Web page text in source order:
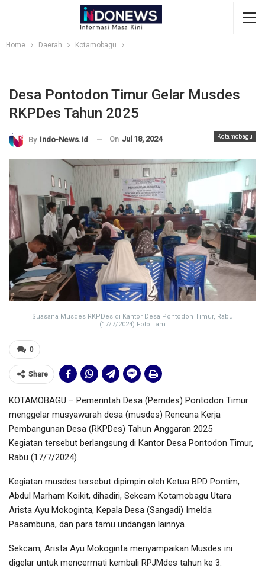
Home Daerah Kotamobagu
Desa Pontodon Timur Gelar Musdes
RKPDes Tahun 2025
Kotamobagu
By Indo-News.id On Jul 18, 2024
Suasana Musdes RKPDes di Kantor Desa Pontodon Timur, Rabu
(17/7/2024).Foto:Lam
0
Share
KOTAMOBAGU – Pemerintah Desa (Pemdes) Pontodon Timur
menggelar musyawarah desa (musdes) Rencana Kerja
Pembangunan Desa (RKPDes) Tahun Anggaran 2025
Kegiatan tersebut berlangsung di Kantor Desa Pontodon Timur,
Rabu (17/7/2024).
Kegiatan musdes tersebut dipimpin oleh Ketua BPD Pontim,
Abdul Marham Koikit, dihadiri, Sekcam Kotamobagu Utara
Arista Ayu Mokoginta, Kepala Desa (Sangadi) Imelda
Pasambuna, dan para tamu undangan lainnya.
Sekcam, Arista Ayu Mokoginta menyampaikan Musdes ini
digelar untuk mencermati kembali RPJMdes tahun ke 3.